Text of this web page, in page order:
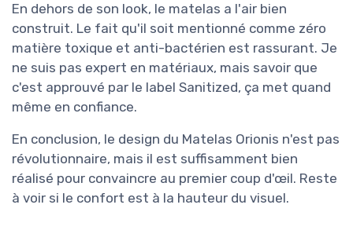
En dehors de son look, le matelas a l'air bien
construit. Le fait qu'il soit mentionné comme zéro
matière toxique et anti-bactérien est rassurant. Je
ne suis pas expert en matériaux, mais savoir que
c'est approuvé par le label Sanitized, ça met quand
même en confiance.
En conclusion, le design du Matelas Orionis n'est pas
révolutionnaire, mais il est suffisamment bien
réalisé pour convaincre au premier coup d'œil. Reste
à voir si le confort est à la hauteur du visuel.